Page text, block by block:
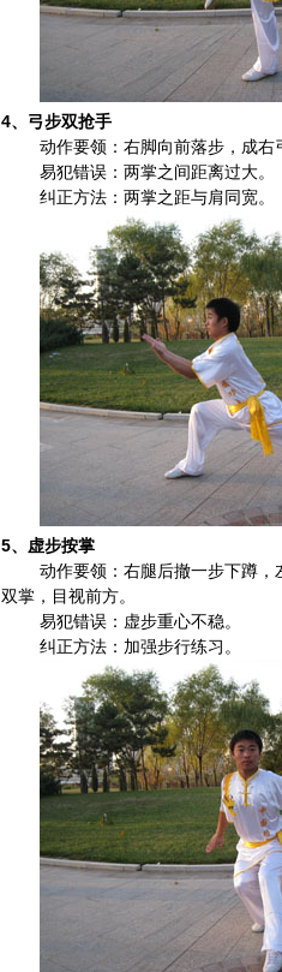
4、 弓步双抢手
动作要领：右脚向前落步，成右弓
易犯错误：两掌之间距离过大。
纠正方法：两掌之距与肩同宽。
5、 虚步按掌
动作要领：右腿后撤一步下蹲，左
双掌，目视前方。
易犯错误：虚步重心不稳。
纠正方法：加强步行练习。